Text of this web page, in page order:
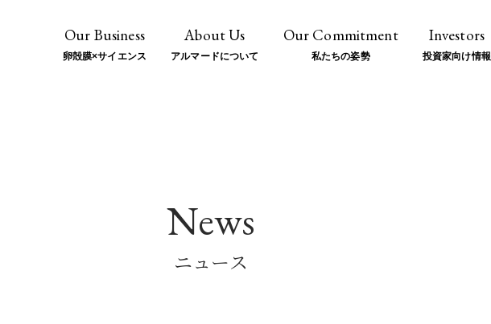
Our Business
卵殻膜×サイエンス
About Us
アルマードについて
Our Commitment
私たちの姿勢
Investors
投資家向け情報
News
ニュース